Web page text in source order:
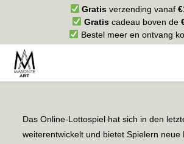
Gratis verzending vanaf
Gratiscadeau boven de
Bestel meer en ontvang
Das Online-Lottospiel hat sich in den
weiterentwickelt und bietet Spielern neue